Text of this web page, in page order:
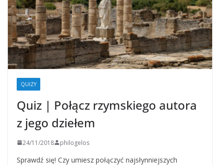
QUIZY
Quiz | Połącz rzymskiego autora
z jego dziełem
24/11/2018 philogelos
Sprawdź się! Czy umiesz połączyć najsłynniejszych